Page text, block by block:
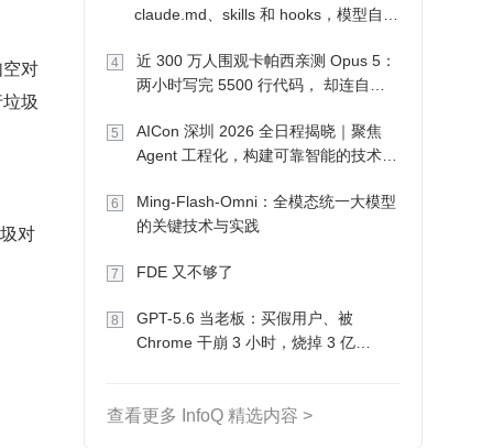
对
圾
对
claude.md、skills 和 hooks，模型自己
4
近 300 万人围观卡帕西亲测 Opus 5：
两小时写完 5500 行代码， 却连自己
5
AICon 深圳 2026 全日程揭晓｜聚焦
Agent 工程化，构建可靠智能的技术路
6
Ming-Flash-Omni：全模态统一大模型
的关键技术与实践
7 FDE 又不够了
8
GPT-5.6 当老板：买假用户、被
Chrome 干崩 3 小时，烧掉 3 亿
查看更多 InfoQ 精选内容 >